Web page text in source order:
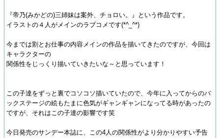
『帝乃(みかどの)三姉妹は案外、チョロい。』という作品です。
イラストの４人がメインのラブコメです(*^_^*)
今までは割とお仕事の内容メインの作品を描いてきたのですが、今回は
キャラクターの
関係性をじっくり描いていきたいな～と思っています！
この子達をずっと裏でコソコソ描いていたので、今年に入ってからのバ
ックステージの絵もたまに色気がギャンギャンになってる時があったの
ですが、それはこの子達の影響です笑
今日発売のサンデー本誌に、この4人の関係性がより分かりやすい予告